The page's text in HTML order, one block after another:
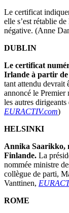
Le certificat
elle s’est rétablie
négative. (Anne
DUBLIN
Le certificat
Irlande à partir
tant attendu devrait
annoncé le
les autres
EURACTIV.com)
HELSINKI
Annika Saarikko,
Finlande. La
nommée ministre
collègue de parti,
Vanttinen,
ROME